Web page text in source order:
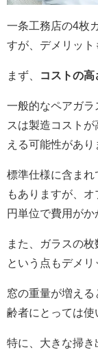
一条工務店の4枚
すが、デメリット
まず、 コストの高
一般的なペアガラ
スは製造コスト
える可能性があり
標準仕様に含まれ
もありますが、
円単位で費用がか
また、ガラスの枚
という点もデメリ
窓の重量が増え
齢者にとっては使
特に、大きな掃き